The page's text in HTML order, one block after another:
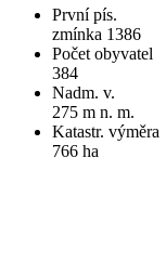
První pís.
zmínka 1386
Počet obyvatel
384
Nadm. v.
275 m n. m.
Katastr. výměra
766 ha